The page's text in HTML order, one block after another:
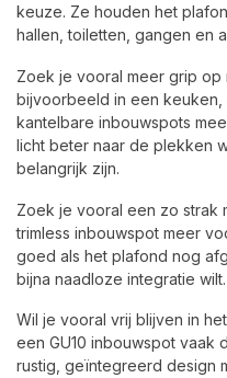
keuze. Ze houden het
hallen, toiletten, gangen en
Zoek je vooral meer grip op
bijvoorbeeld in een keuken,
kantelbare inbouwspots
licht beter naar de plekken
belangrijk zijn.
Zoek je vooral een zo strak
trimless inbouwspot meer
goed als het plafond nog
bijna naadloze integratie wilt.
Wil je vooral vrij blijven in
een GU10 inbouwspot vaak
rustig, geïntegreerd design